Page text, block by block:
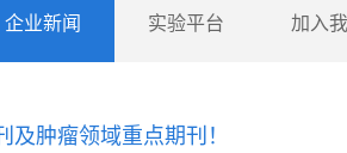
企业新闻 实验平台 加入我
肿瘤领域重点期刊！